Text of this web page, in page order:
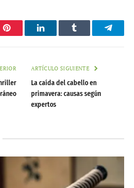
Pinterest LinkedInTumblr
ARTÍCULO SIGUIENTE
La caída del cabello en
primavera: causas según
expertos